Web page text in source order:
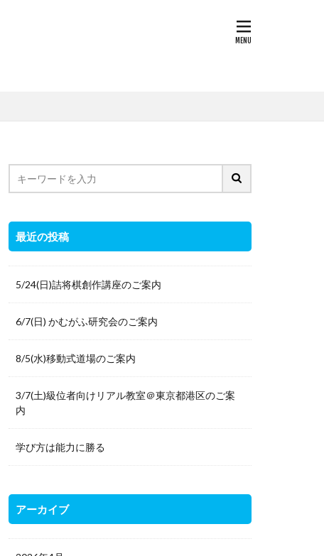
最近の投稿
5/24(日)詰将棋創作講座のご案内
6/7(日) かむがふ研究会のご案内
8/5(水)移動式道場のご案内
3/7(土)級位者向けリアル教室＠東京都港区のご案
内
学び方は能力に勝る
アーカイブ